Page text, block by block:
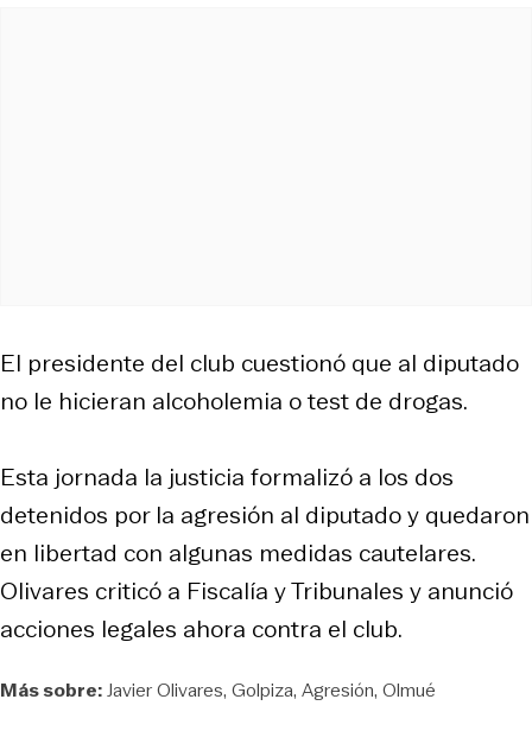
El presidente del club cuestionó que al diputado
no le hicieran alcoholemia o test de drogas.
Esta jornada la justicia formalizó a los dos
detenidos por la agresión al diputado y quedaron
en libertad con algunas medidas cautelares.
Olivares criticó a Fiscalía y Tribunales y anunció
acciones legales ahora contra el club.
Más sobre:Javier Olivares Golpiza Agresión Olmué